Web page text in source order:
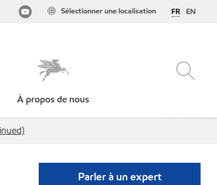
FR EN
Sélectionner une localisation
À propos de nous
Parler à un expert